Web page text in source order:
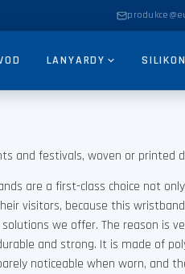
LANYARDY
and festivals, woven or printed
are a first-class choice not
visitors, because this
we offer. The reason is
and strong. It is made of
noticeable when worn, and